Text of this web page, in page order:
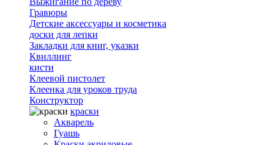
Гравюры
Детские аксессуары и косметика
доски для лепки
Закладки для книг, указки
Квиллинг
кисти
Клеевой пистолет
Клеенка для уроков труда
Конструктор
краски
Акварель
Гуашь